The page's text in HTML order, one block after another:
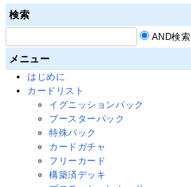
検索
AND検索
メニュー
はじめに
カードリスト
イグニッションパック
ブースターパック
特殊パック
カードガチャ
フリーカード
構築済デッキ